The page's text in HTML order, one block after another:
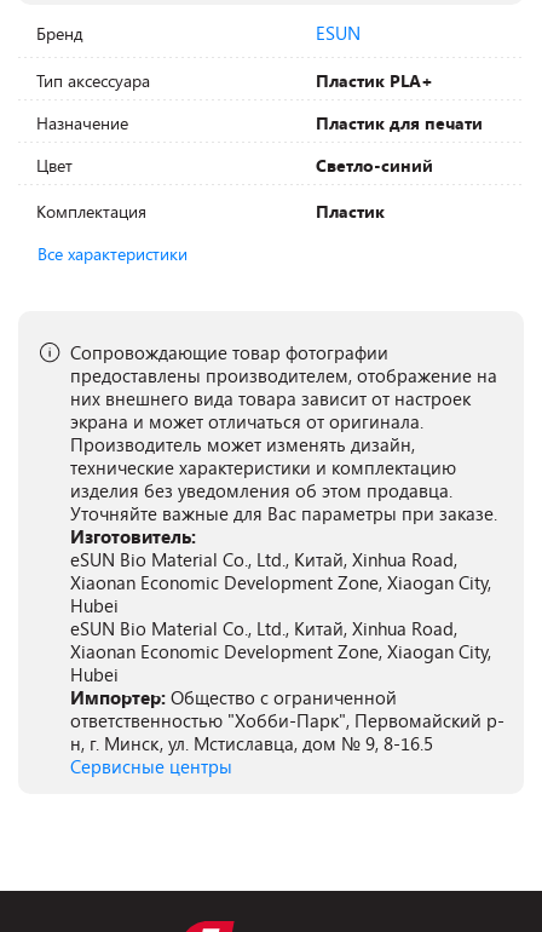
Бренд ESUN
Тип аксессуара
Пластик PLA+
Назначение
Пластик для печати
Цвет
Светло-синий
Комплектация
Пластик
Все характеристики
Сопровождающие товар фотографии
предоставлены производителем, отображение на
них внешнего вида товара зависит от настроек
экрана и может отличаться от оригинала.
Производитель может изменять дизайн,
технические характеристики и комплектацию
изделия без уведомления об этом продавца.
Уточняйте важные для Вас параметры при заказе.
Изготовитель:
eSUN Bio Material Co., Ltd., Китай, Xinhua Road,
Xiaonan Economic Development Zone, Xiaogan City,
Hubei
eSUN Bio Material Co., Ltd., Китай, Xinhua Road,
Xiaonan Economic Development Zone, Xiaogan City,
Hubei
Импортер: Общество с ограниченной
ответственностью "Хобби-Парк", Первомайский р-
н, г. Минск, ул. Мстиславца, дом № 9, 8-16.5
Сервисные центры